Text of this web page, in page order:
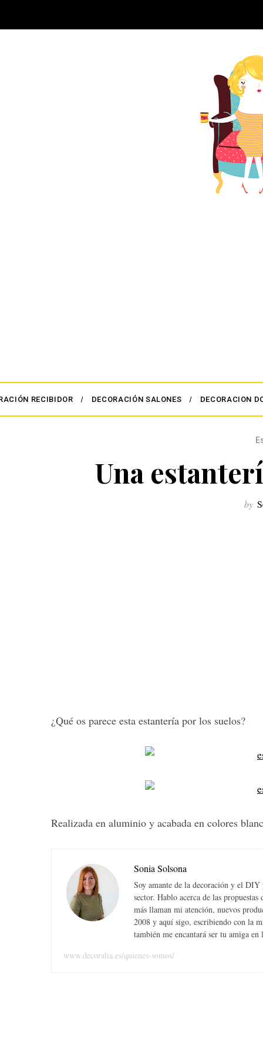
RECIBIDOR DECORACIÓN SALONES DECORACION
Una
by
¿Qué os parece esta estantería por los suelos?
Realizada en aluminio y acabada en colores
Sonia Solsona
Soy amante de la decoración y el DIY
sector. Hablo acerca de las
más llaman mi atención, nuevos
2008 y aquí sigo, escribiendo con la
también me encantará ser tu amiga en
www.decoralia.es/quienes-somos/